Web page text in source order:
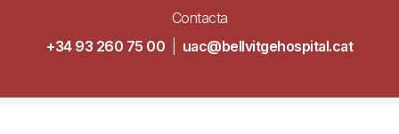
Contacta
+34 93 260 75 00
uac@bellvitgehospital.cat